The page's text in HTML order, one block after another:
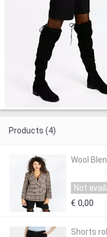
Products (4)
Wool
Not
€ 0,00
Shorts